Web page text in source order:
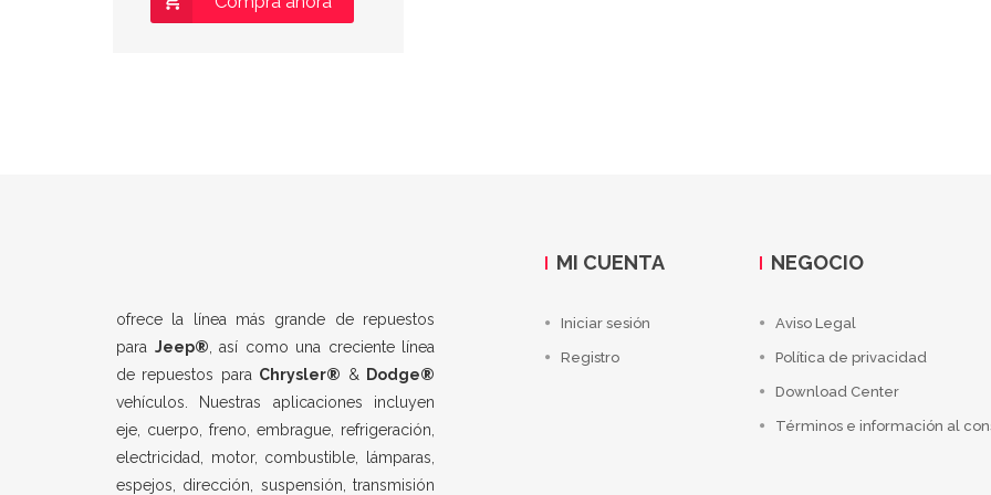
ofrece la línea más grande de repuestos
para Jeep® , así como una creciente línea
de repuestos para Chrysler® &
Dodge®
vehículos. Nuestras aplicaciones incluyen
eje, cuerpo, freno, embrague, refrigeración,
electricidad, motor, combustible, lámparas,
espejos, dirección, suspensión, transmisión
MI CUENTA
Iniciar sesión
Registro
NEGOCIO
Aviso Legal
Política de privacidad
Download Center
Términos e información al